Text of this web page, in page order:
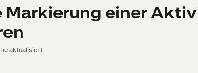
Markierung einer
aktualisiert